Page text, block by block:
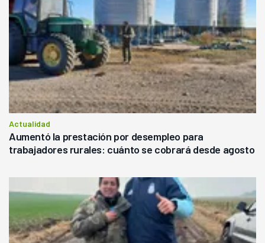
Actualidad
Aumentó la prestación por desempleo para
trabajadores rurales: cuánto se cobrará desde agosto